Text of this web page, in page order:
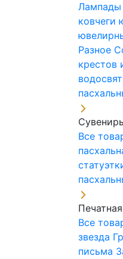
ковчеги
Разное
крестов
Все
Все
звезда
письма